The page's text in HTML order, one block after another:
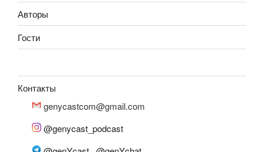
Авторы
Гости
Контакты
genycastcom@gmail.com
@genycast_podcast